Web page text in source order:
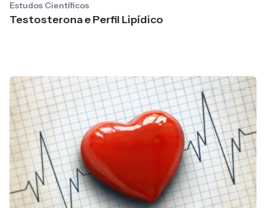
Estudos Científicos
Testosterona e Perfil Lipídico